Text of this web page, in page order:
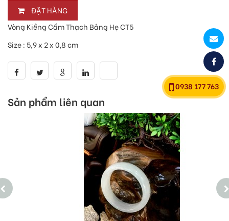
0938 177 763
ĐẶT HÀNG
Vòng Kiềng Cẩm Thạch Bảng Hẹ CT5
Size : 5,9 x 2 x 0,8 cm
Sản phẩm liên quan